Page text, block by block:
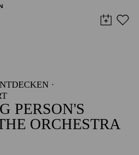
·
PERSON'S
ORCHESTRA